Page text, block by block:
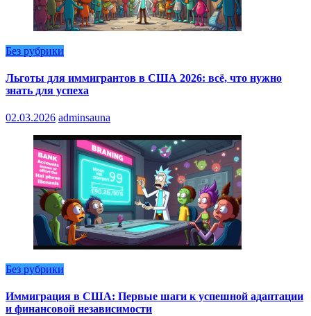
Без рубрики
Льготы для иммигрантов в США 2026: всё, что нужно
знать для успеха
02.03.2026 adminsauna
Без рубрики
Иммиграция в США: Первые шаги к успешной адаптации
и финансовой независимости